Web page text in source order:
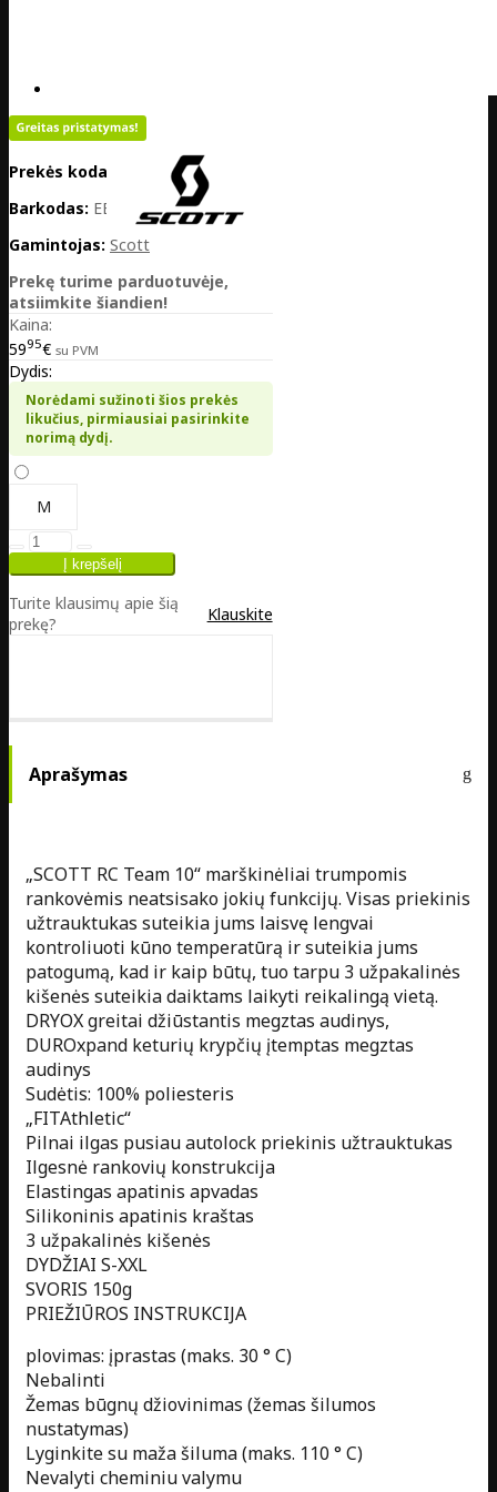
Prekės kodas:
EE02-280320-6837
Barkodas: EE02-280320-6837
Gamintojas: Scott
Prekę turime parduotuvėje,
atsiimkite šiandien!
Kaina:
5995€ su PVM
Dydis:
Norėdami sužinoti šios prekės
likučius, pirmiausiai pasirinkite
norimą dydį.
M
Turite klausimų apie šią
prekę?
Klauskite
Aprašymas
„SCOTT RC Team 10“ marškinėliai trumpomis
rankovėmis neatsisako jokių funkcijų. Visas priekinis
užtrauktukas suteikia jums laisvę lengvai
kontroliuoti kūno temperatūrą ir suteikia jums
patogumą, kad ir kaip būtų, tuo tarpu 3 užpakalinės
kišenės suteikia daiktams laikyti reikalingą vietą.
DRYOX greitai džiūstantis megztas audinys,
DUROxpand keturių krypčių įtemptas megztas
audinys
Sudėtis: 100% poliesteris
„FITAthletic“
Pilnai ilgas pusiau autolock priekinis užtrauktukas
Ilgesnė rankovių konstrukcija
Elastingas apatinis apvadas
Silikoninis apatinis kraštas
3 užpakalinės kišenės
DYDŽIAI S-XXL
SVORIS 150g
PRIEŽIŪROS INSTRUKCIJA
plovimas: įprastas (maks. 30 ° C)
Nebalinti
Žemas būgnų džiovinimas (žemas šilumos
nustatymas)
Lyginkite su maža šiluma (maks. 110 ° C)
Nevalyti cheminiu valymu